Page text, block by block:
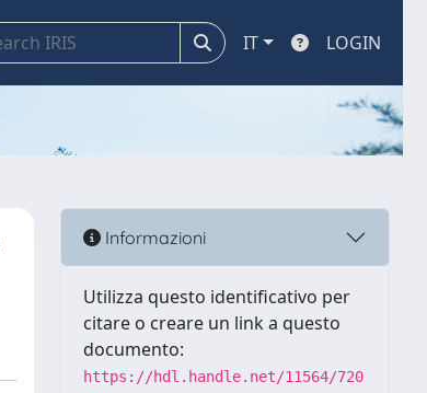
IT LOGIN
Informazioni
Utilizza questo identificativo per
citare o creare un link a questo
documento:
https://hdl.handle.net/11564/720